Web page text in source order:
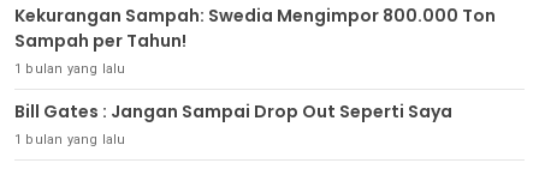
Kekurangan Sampah: Swedia Mengimpor 800.000 Ton
Sampah per Tahun!
1 bulan yang lalu
Bill Gates : Jangan Sampai Drop Out Seperti Saya
1 bulan yang lalu